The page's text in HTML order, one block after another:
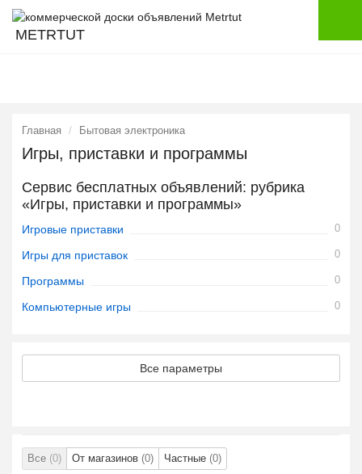
METRTUT
Главная Бытовая электроника
Игры, приставки и программы
Сервис бесплатных объявлений: рубрика
«Игры, приставки и программы»
Игровые приставки 0
Игры для приставок 0
Программы 0
Компьютерные игры 0
Все параметры
Все (0) От магазинов (0) Частные (0)